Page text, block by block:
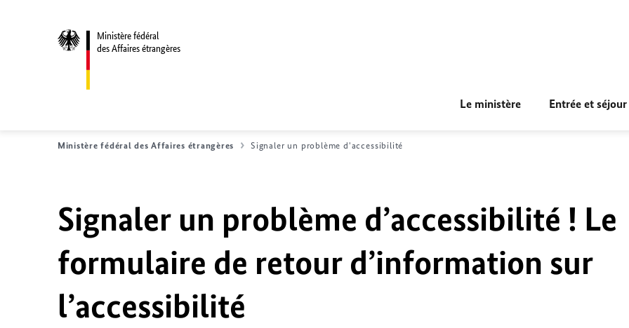
Ministère fédéral
des Affaires étrangères
Le ministère Entrée et séjour
Ministère fédéral des Affaires étrangères Signaler un problème d'accessibilité
Signaler un problème d’accessibilité ! Le
formulaire de retour d’information sur
l’accessibilité